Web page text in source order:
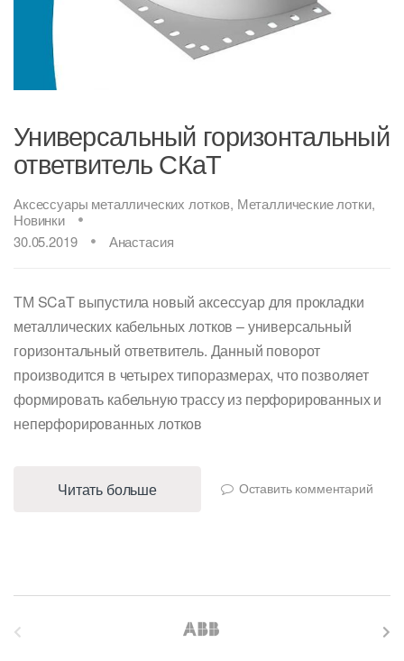
Универсальный горизонтальный
ответвитель СКаТ
Аксессуары металлических лотков, Металлические лотки,
Новинки
30.05.2019
Анастасия
ТМ SCaT выпустила новый аксессуар для прокладки
металлических кабельных лотков – универсальный
горизонтальный ответвитель. Данный поворот
производится в четырех типоразмерах, что позволяет
формировать кабельную трассу из перфорированных и
неперфорированных лотков
Читать больше Оставить комментарий